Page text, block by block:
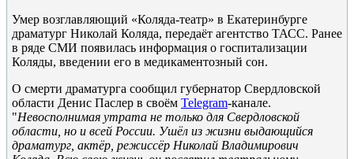
Умер возглавляющий «Коляда-театр» в Екатеринбурге
драматург Николай Коляда, передаёт агентство ТАСС. Ранее
в ряде СМИ появилась информация о госпитализации
Коляды, введении его в медикаментозный сон.
О смерти драматурга сообщил губернатор Свердловской
области Денис Паслер в своём Telegram-канале.
"Невосполнимая утрата не только для Свердловской
области, но и всей России. Ушёл из жизни выдающийся
драматург, актёр, режиссёр Николай Владимирович